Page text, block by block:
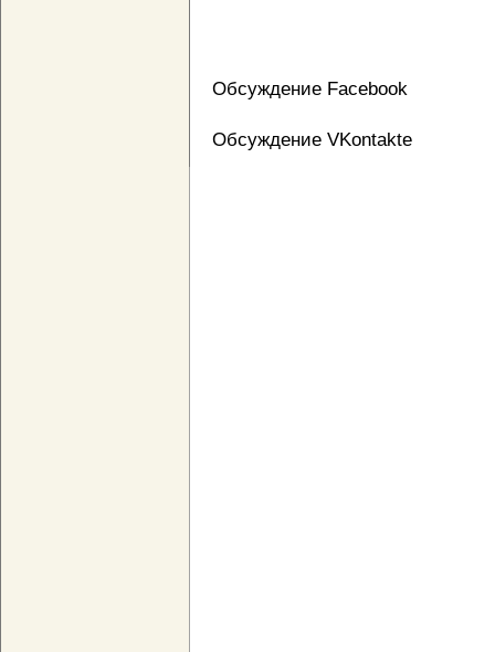
Обсуждение Facebook
Обсуждение VKontakte